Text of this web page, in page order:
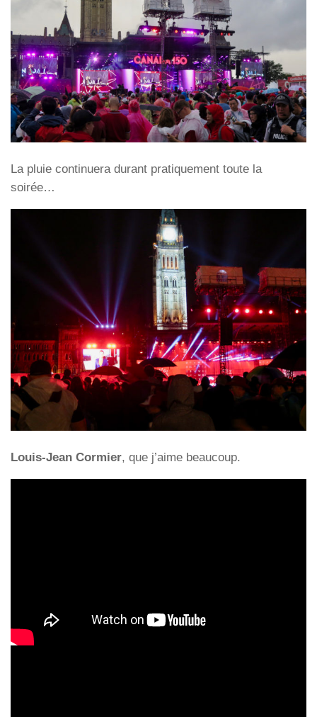
La pluie continuera durant pratiquement toute la
soirée…
Louis-Jean Cormier, que j’aime beaucoup.